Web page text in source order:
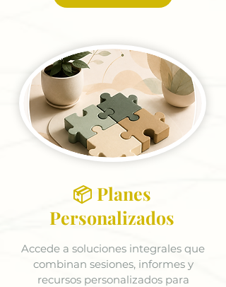
📦 Planes
Personalizados
Accede a soluciones integrales que
combinan sesiones, informes y
recursos personalizados para